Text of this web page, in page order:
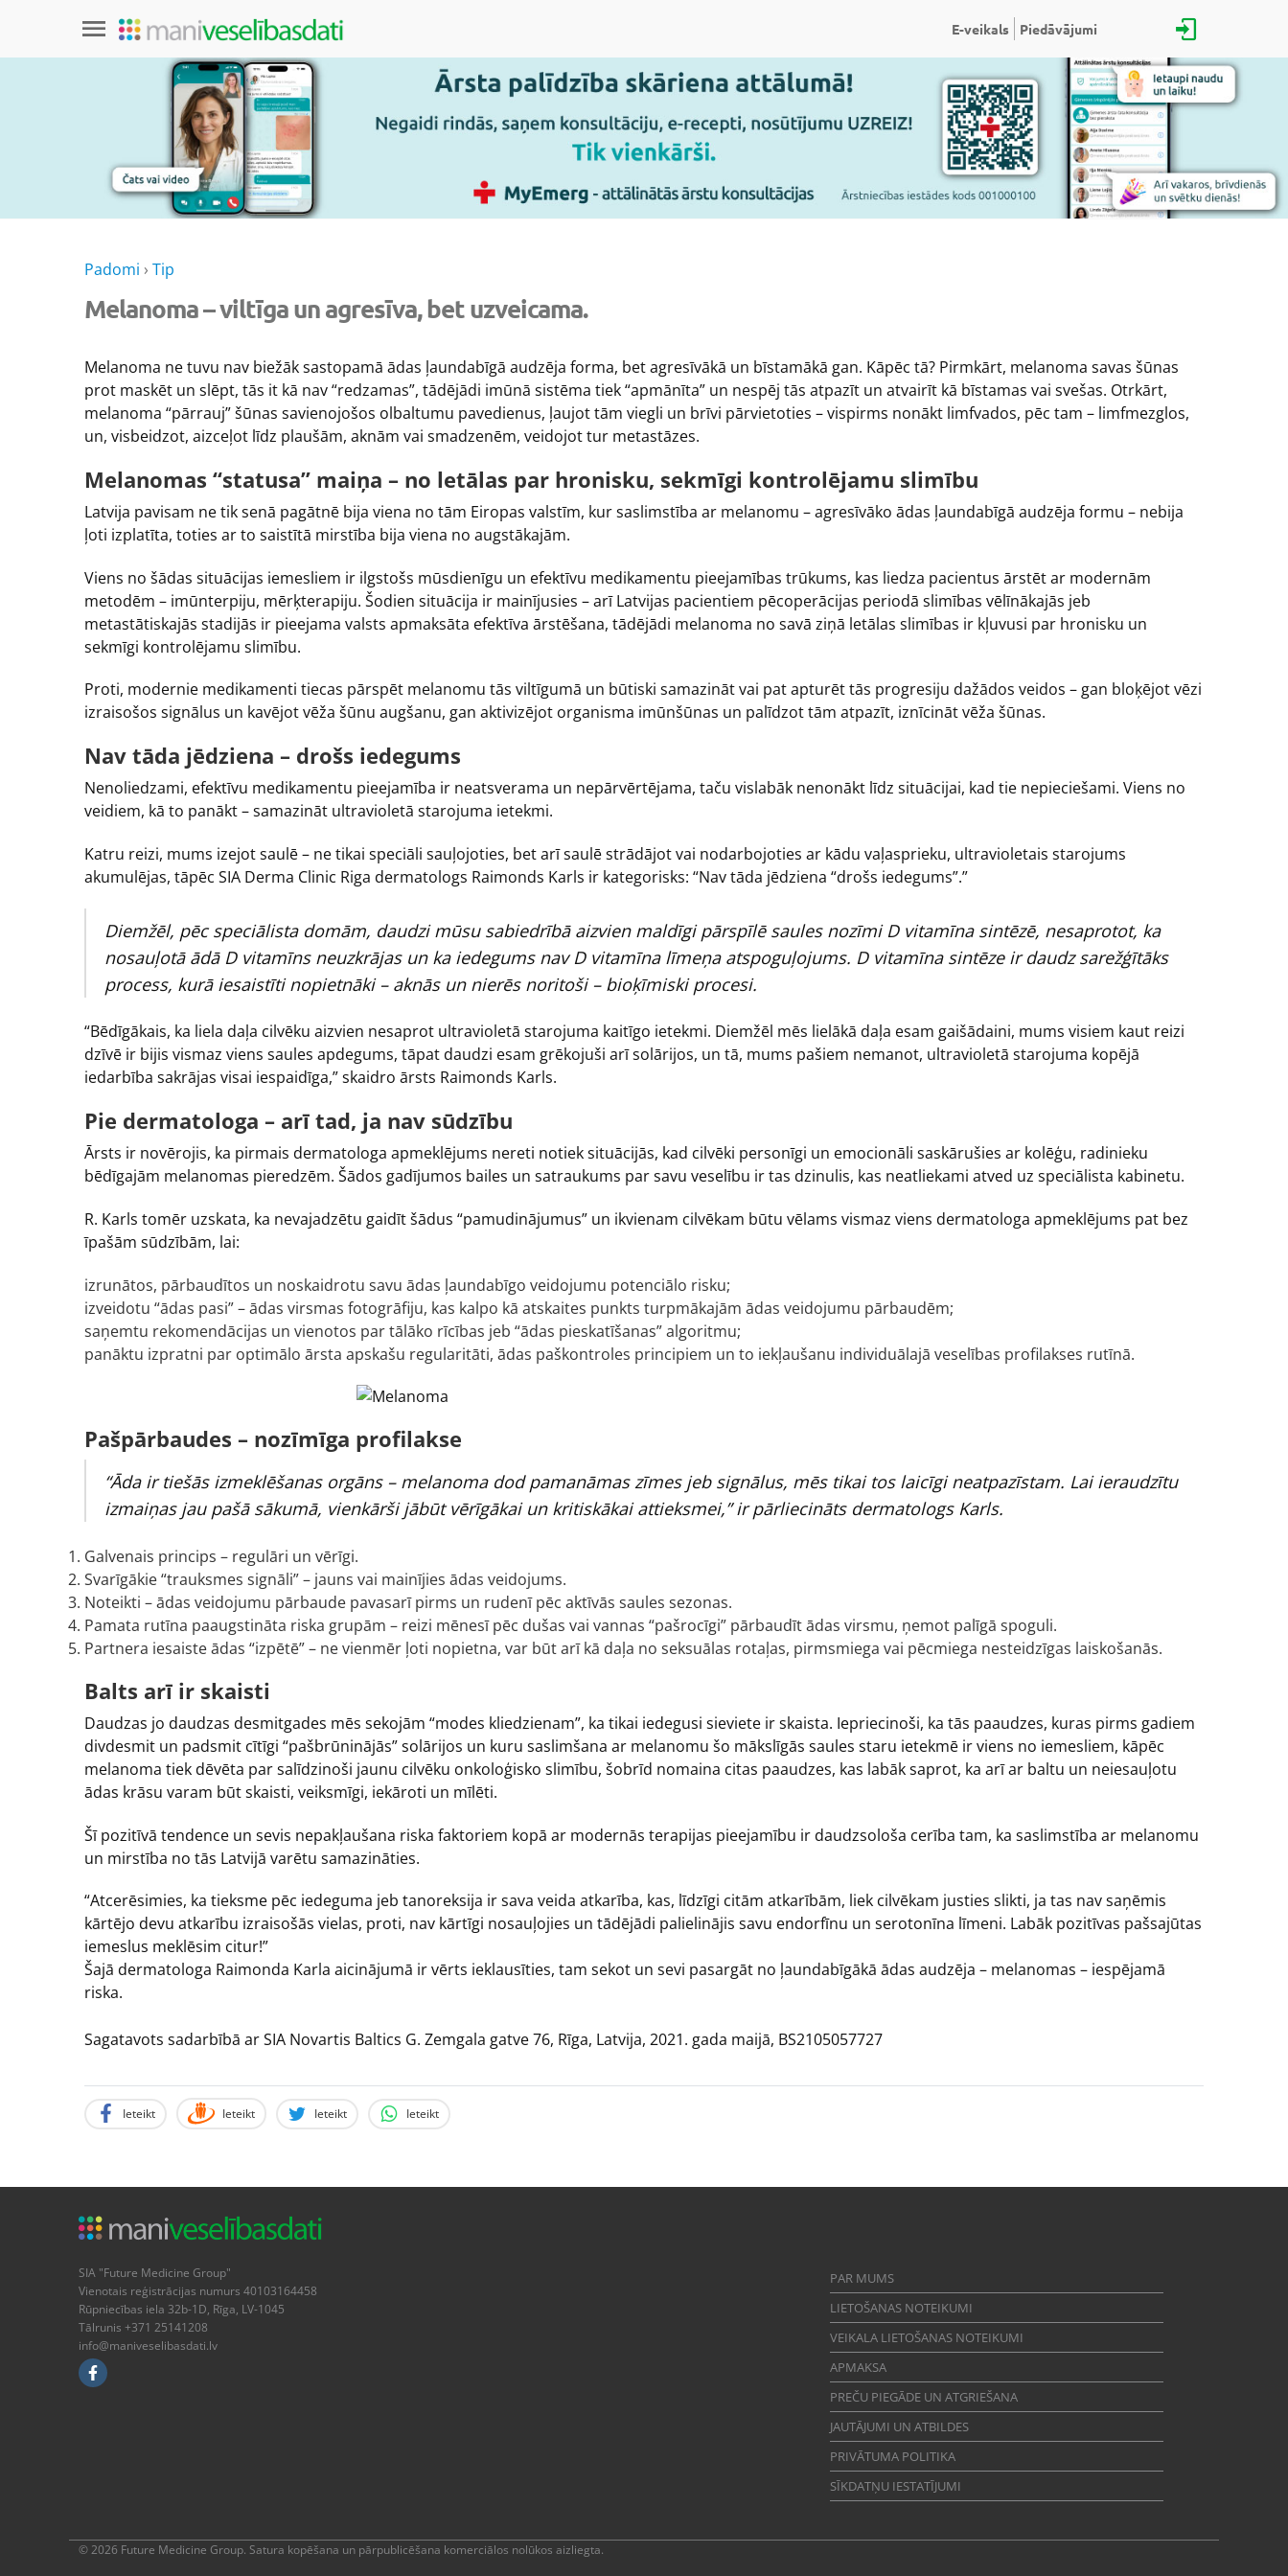
E-veikals Piedāvājumi
Padomi › Tip
Melanoma – viltīga un agresīva, bet uzveicama.
Melanoma ne tuvu nav biežāk sastopamā ādas ļaundabīgā audzēja forma, bet agresīvākā un bīstamākā gan. Kāpēc tā? Pirmkārt, melanoma savas šūnas
prot maskēt un slēpt, tās it kā nav “redzamas”, tādējādi imūnā sistēma tiek “apmānīta” un nespēj tās atpazīt un atvairīt kā bīstamas vai svešas. Otrkārt,
melanoma “pārrauj” šūnas savienojošos olbaltumu pavedienus, ļaujot tām viegli un brīvi pārvietoties – vispirms nonākt limfvados, pēc tam – limfmezglos,
un, visbeidzot, aizceļot līdz plaušām, aknām vai smadzenēm, veidojot tur metastāzes.
Melanomas “statusa” maiņa – no letālas par hronisku, sekmīgi kontrolējamu slimību
Latvija pavisam ne tik senā pagātnē bija viena no tām Eiropas valstīm, kur saslimstība ar melanomu – agresīvāko ādas ļaundabīgā audzēja formu – nebija
ļoti izplatīta, toties ar to saistītā mirstība bija viena no augstākajām.
Viens no šādas situācijas iemesliem ir ilgstošs mūsdienīgu un efektīvu medikamentu pieejamības trūkums, kas liedza pacientus ārstēt ar modernām
metodēm – imūnterpiju, mērķterapiju. Šodien situācija ir mainījusies – arī Latvijas pacientiem pēcoperācijas periodā slimības vēlīnākajās jeb
metastātiskajās stadijās ir pieejama valsts apmaksāta efektīva ārstēšana, tādējādi melanoma no savā ziņā letālas slimības ir kļuvusi par hronisku un
sekmīgi kontrolējamu slimību.
Proti, modernie medikamenti tiecas pārspēt melanomu tās viltīgumā un būtiski samazināt vai pat apturēt tās progresiju dažādos veidos – gan bloķējot vēzi
izraisošos signālus un kavējot vēža šūnu augšanu, gan aktivizējot organisma imūnšūnas un palīdzot tām atpazīt, iznīcināt vēža šūnas.
Nav tāda jēdziena – drošs iedegums
Nenoliedzami, efektīvu medikamentu pieejamība ir neatsverama un nepārvērtējama, taču vislabāk nenonākt līdz situācijai, kad tie nepieciešami. Viens no
veidiem, kā to panākt – samazināt ultravioletā starojuma ietekmi.
Katru reizi, mums izejot saulē – ne tikai speciāli sauļojoties, bet arī saulē strādājot vai nodarbojoties ar kādu vaļasprieku, ultravioletais starojums
akumulējas, tāpēc SIA Derma Clinic Riga dermatologs Raimonds Karls ir kategorisks: “Nav tāda jēdziena “drošs iedegums”.”
Diemžēl, pēc speciālista domām, daudzi mūsu sabiedrībā aizvien maldīgi pārspīlē saules nozīmi D vitamīna sintēzē, nesaprotot, ka
nosauļotā ādā D vitamīns neuzkrājas un ka iedegums nav D vitamīna līmeņa atspoguļojums. D vitamīna sintēze ir daudz sarežģītāks
process, kurā iesaistīti nopietnāki – aknās un nierēs noritoši – bioķīmiski procesi.
“Bēdīgākais, ka liela daļa cilvēku aizvien nesaprot ultravioletā starojuma kaitīgo ietekmi. Diemžēl mēs lielākā daļa esam gaišādaini, mums visiem kaut reizi
dzīvē ir bijis vismaz viens saules apdegums, tāpat daudzi esam grēkojuši arī solārijos, un tā, mums pašiem nemanot, ultravioletā starojuma kopējā
iedarbība sakrājas visai iespaidīga,” skaidro ārsts Raimonds Karls.
Pie dermatologa – arī tad, ja nav sūdzību
Ārsts ir novērojis, ka pirmais dermatologa apmeklējums nereti notiek situācijās, kad cilvēki personīgi un emocionāli saskārušies ar kolēģu, radinieku
bēdīgajām melanomas pieredzēm. Šādos gadījumos bailes un satraukums par savu veselību ir tas dzinulis, kas neatliekami atved uz speciālista kabinetu.
R. Karls tomēr uzskata, ka nevajadzētu gaidīt šādus “pamudinājumus” un ikvienam cilvēkam būtu vēlams vismaz viens dermatologa apmeklējums pat bez
īpašām sūdzībām, lai:
izrunātos, pārbaudītos un noskaidrotu savu ādas ļaundabīgo veidojumu potenciālo risku;
izveidotu “ādas pasi” – ādas virsmas fotogrāfiju, kas kalpo kā atskaites punkts turpmākajām ādas veidojumu pārbaudēm;
saņemtu rekomendācijas un vienotos par tālāko rīcības jeb “ādas pieskatīšanas” algoritmu;
panāktu izpratni par optimālo ārsta apskašu regularitāti, ādas paškontroles principiem un to iekļaušanu individuālajā veselības profilakses rutīnā.
Pašpārbaudes – nozīmīga profilakse
“Āda ir tiešās izmeklēšanas orgāns – melanoma dod pamanāmas zīmes jeb signālus, mēs tikai tos laicīgi neatpazīstam. Lai ieraudzītu
izmaiņas jau pašā sākumā, vienkārši jābūt vērīgākai un kritiskākai attieksmei,” ir pārliecināts dermatologs Karls.
Galvenais princips – regulāri un vērīgi.
Svarīgākie “trauksmes signāli” – jauns vai mainījies ādas veidojums.
Noteikti – ādas veidojumu pārbaude pavasarī pirms un rudenī pēc aktīvās saules sezonas.
Pamata rutīna paaugstināta riska grupām – reizi mēnesī pēc dušas vai vannas “pašrocīgi” pārbaudīt ādas virsmu, ņemot palīgā spoguli.
Partnera iesaiste ādas “izpētē” – ne vienmēr ļoti nopietna, var būt arī kā daļa no seksuālas rotaļas, pirmsmiega vai pēcmiega nesteidzīgas laiskošanās.
Balts arī ir skaisti
Daudzas jo daudzas desmitgades mēs sekojām “modes kliedzienam”, ka tikai iedegusi sieviete ir skaista. Iepriecinoši, ka tās paaudzes, kuras pirms gadiem
divdesmit un padsmit cītīgi “pašbrūninājās” solārijos un kuru saslimšana ar melanomu šo mākslīgās saules staru ietekmē ir viens no iemesliem, kāpēc
melanoma tiek dēvēta par salīdzinoši jaunu cilvēku onkoloģisko slimību, šobrīd nomaina citas paaudzes, kas labāk saprot, ka arī ar baltu un neiesauļotu
ādas krāsu varam būt skaisti, veiksmīgi, iekāroti un mīlēti.
Šī pozitīvā tendence un sevis nepakļaušana riska faktoriem kopā ar modernās terapijas pieejamību ir daudzsološa cerība tam, ka saslimstība ar melanomu
un mirstība no tās Latvijā varētu samazināties.
“Atcerēsimies, ka tieksme pēc iedeguma jeb tanoreksija ir sava veida atkarība, kas, līdzīgi citām atkarībām, liek cilvēkam justies slikti, ja tas nav saņēmis
kārtējo devu atkarību izraisošās vielas, proti, nav kārtīgi nosauļojies un tādējādi palielinājis savu endorfīnu un serotonīna līmeni. Labāk pozitīvas pašsajūtas
iemeslus meklēsim citur!”
Šajā dermatologa Raimonda Karla aicinājumā ir vērts ieklausīties, tam sekot un sevi pasargāt no ļaundabīgākā ādas audzēja – melanomas – iespējamā
riska.
Sagatavots sadarbībā ar SIA Novartis Baltics G. Zemgala gatve 76, Rīga, Latvija, 2021. gada maijā, BS2105057727
Ieteikt Ieteikt Ieteikt Ieteikt
SIA "Future Medicine Group"
Vienotais reģistrācijas numurs 40103164458
Rūpniecības iela 32b-1D, Rīga, LV-1045
Tālrunis +371 25141208
info@maniveselibasdati.lv
PAR MUMS
LIETOŠANAS NOTEIKUMI
VEIKALA LIETOŠANAS NOTEIKUMI
APMAKSA
PREČU PIEGĀDE UN ATGRIEŠANA
JAUTĀJUMI UN ATBILDES
PRIVĀTUMA POLITIKA
SĪKDATŅU IESTATĪJUMI
© 2026 Future Medicine Group. Satura kopēšana un pārpublicēšana komerciālos nolūkos aizliegta.